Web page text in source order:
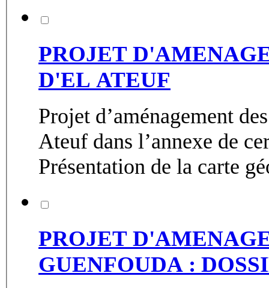
PROJET
D'EL ATEUF
Projet d’aménagement
Ateuf dans l’annexe de
Présentation de la carte
PROJET
GUENFOUDA :